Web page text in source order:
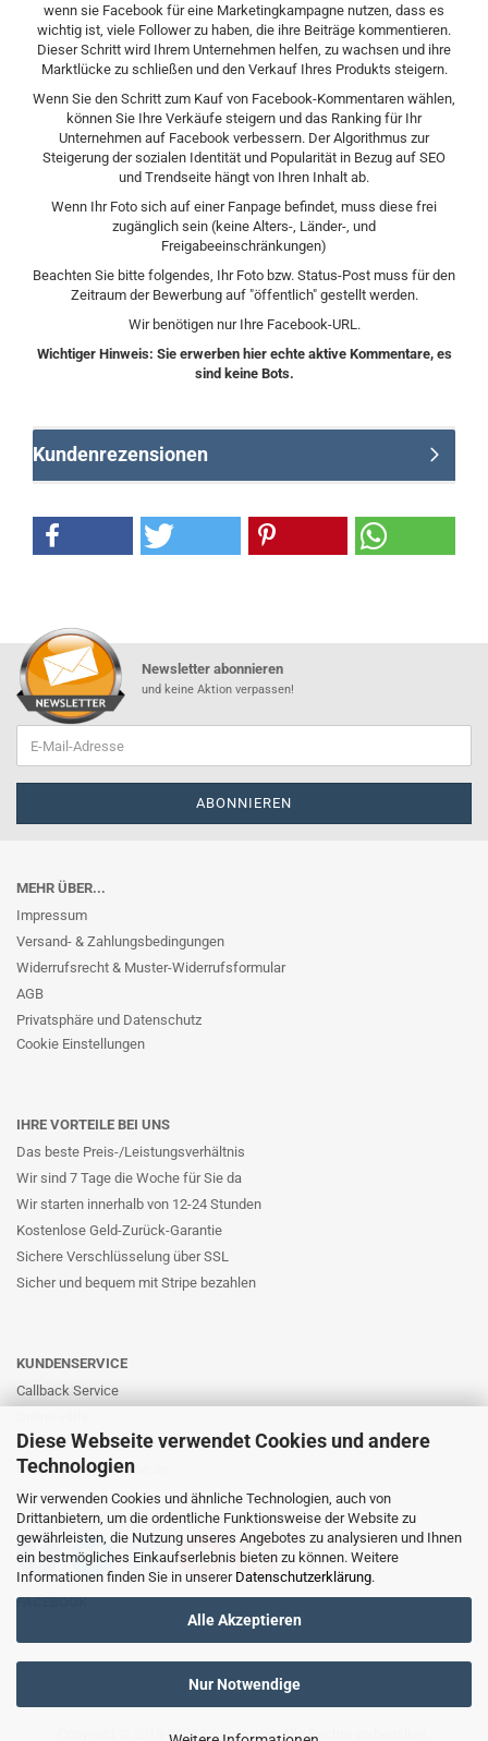
Diese Webseite verwendet Cookies und andere
Technologien
Wir verwenden Cookies und ähnliche Technologien, auch von
Drittanbietern, um die ordentliche Funktionsweise der Website zu
gewährleisten, die Nutzung unseres Angebotes zu analysieren und Ihnen
ein bestmögliches Einkaufserlebnis bieten zu können. Weitere
Informationen finden Sie in unserer Datenschutzerklärung.
Alle Akzeptieren
Nur Notwendige
wenn sie Facebook für eine Marketingkampagne nutzen, dass es
wichtig ist, viele Follower zu haben, die ihre Beiträge kommentieren.
Dieser Schritt wird Ihrem Unternehmen helfen, zu wachsen und ihre
Marktlücke zu schließen und den Verkauf Ihres Produkts steigern.
Wenn Sie den Schritt zum Kauf von Facebook-Kommentaren wählen,
können Sie Ihre Verkäufe steigern und das Ranking für Ihr
Unternehmen auf Facebook verbessern. Der Algorithmus zur
Steigerung der sozialen Identität und Popularität in Bezug auf SEO
und Trendseite hängt von Ihren Inhalt ab.
Wenn Ihr Foto sich auf einer Fanpage befindet, muss diese frei
zugänglich sein (keine Alters-, Länder-, und
Freigabeeinschränkungen)
Beachten Sie bitte folgendes, Ihr Foto bzw. Status-Post muss für den
Zeitraum der Bewerbung auf "öffentlich" gestellt werden.
Wir benötigen nur Ihre Facebook-URL.
Wichtiger Hinweis: Sie erwerben hier echte aktive Kommentare, es
sind keine Bots.
Kundenrezensionen
Newsletter abonnieren
und keine Aktion verpassen!
MEHR ÜBER...
Impressum
Versand- & Zahlungsbedingungen
Widerrufsrecht & Muster-Widerrufsformular
AGB
Privatsphäre und Datenschutz
Cookie Einstellungen
IHRE VORTEILE BEI UNS
Das beste Preis-/Leistungsverhältnis
Wir sind 7 Tage die Woche für Sie da
Wir starten innerhalb von 12-24 Stunden
Kostenlose Geld-Zurück-Garantie
Sichere Verschlüsselung über SSL
Sicher und bequem mit Stripe bezahlen
KUNDENSERVICE
Callback Service
Kontaktformular
E-Mail: info@likernow.de
Skype Live Support
Ihre Meinung und Ideen
FACEBOOK
Copyright © 2016-2025Likernow.de. Alle Rechte vorbehalten.